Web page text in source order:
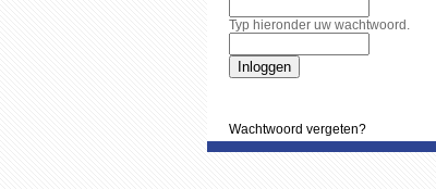
Typ hieronder uw wachtwoord.
Wachtwoord vergeten?